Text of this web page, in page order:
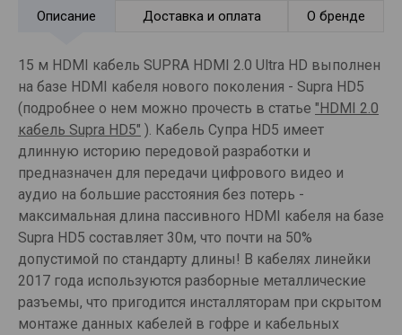
Описание Доставка и оплата О бренде
15 м HDMI кабель SUPRA HDMI 2.0 Ultra HD выполнен
на базе HDMI кабеля нового поколения - Supra HD5
(подробнее о нем можно прочесть в статье "HDMI 2.0
кабель Supra HD5" ). Кабель Супра HD5 имеет
длинную историю передовой разработки и
предназначен для передачи цифрового видео и
аудио на большие расстояния без потерь -
максимальная длина пассивного HDMI кабеля на базе
Supra HD5 составляет 30м, что почти на 50%
допустимой по стандарту длины! В кабелях линейки
2017 года используются разборные металлические
разъемы, что пригодится инсталляторам при скрытом
монтаже данных кабелей в гофре и кабельных